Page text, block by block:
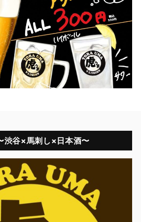
渋谷×馬刺し×日本酒〜